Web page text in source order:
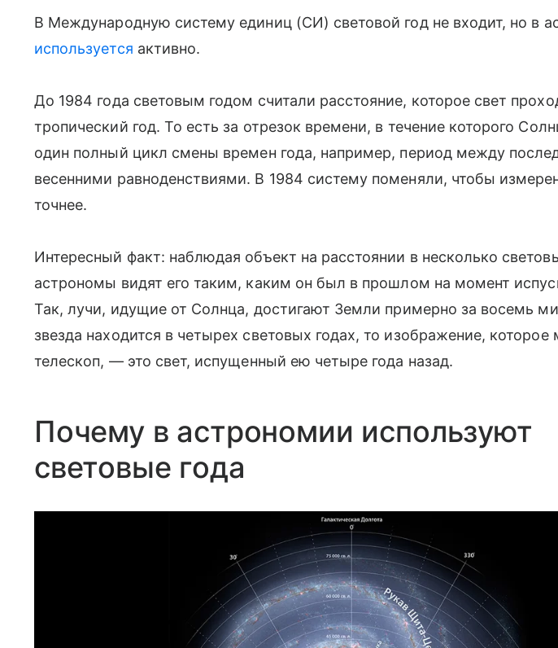
В Международную систему единиц (СИ) световой год не входит, но в
используется активно.
До 1984 года световым годом считали расстояние, которое свет
тропический год. То есть за отрезок времени, в течение которого
один полный цикл смены времен года, например, период между
весенними равноденствиями. В 1984 систему поменяли, чтобы
точнее.
Интересный факт: наблюдая объект на расстоянии в несколько
астрономы видят его таким, каким он был в прошлом на момент
Так, лучи, идущие от Солнца, достигают Земли примерно за восемь
звезда находится в четырех световых годах, то изображение,
телескоп, — это свет, испущенный ею четыре года назад.
Почему в астрономии используют
световые года